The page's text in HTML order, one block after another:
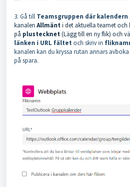
3. Gå till Teamsgruppen där
kanalen Allmänti det aktuella teamet och
på plustecknet(Lägg till en ny flik) och
länken i URL fältet och skriv in
kanalen kan du kryssa rutan annars
på spara.